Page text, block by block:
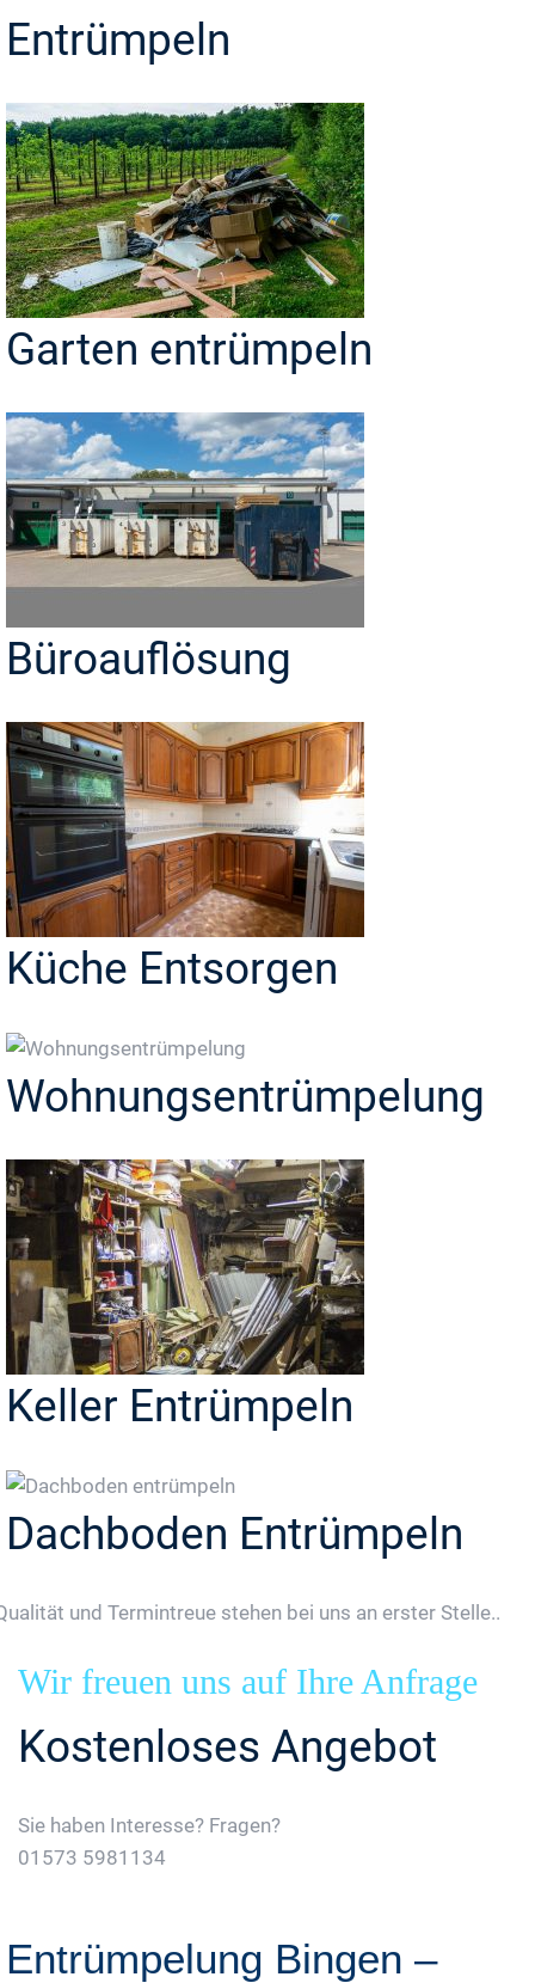
Entrümpeln
Garten entrümpeln
Büroauflösung
Küche Entsorgen
Wohnungsentrümpelung
Keller Entrümpeln
Dachboden Entrümpeln
und Termintreue stehen bei uns an erster Stelle..
Wir freuen uns auf Ihre Anfrage
Kostenloses Angebot
Sie haben Interesse? Fragen?
01573 5981134
Entrümpelung Bingen –